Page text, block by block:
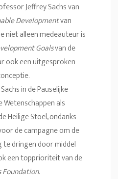
Jeffrey Sachs van
Developmentvan
niet alleen medeauteur is
Goalsvan de
ook een uitgesproken
in de Pauselijke
als
Heilige Stoel, ondanks
de campagne om de
dringen door middel
een topprioriteit van de
Foundation.